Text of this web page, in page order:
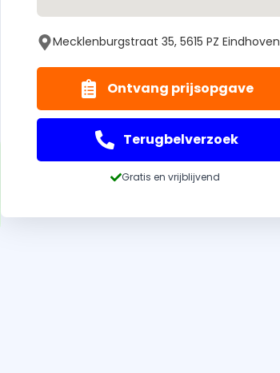
Mecklenburgstraat 35, 5615 PZ Eindhoven
Ontvang prijsopgave
Terugbelverzoek
Gratis en vrijblijvend